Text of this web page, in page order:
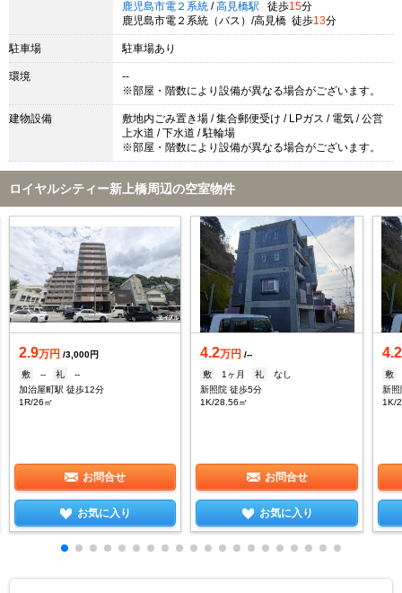
鹿児島市電２系統 / 高見橋駅 徒歩15分
鹿児島市電２系統（バス）/高見橋 徒歩13分
駐車場 駐車場あり
環境
--
※部屋・階数により設備が異なる場合がございます。
建物設備
敷地内ごみ置き場 / 集合郵便受け / LPガス / 電気 / 公営
上水道 / 下水道 / 駐輪場
※部屋・階数により設備が異なる場合がございます。
ロイヤルシティー新上橋周辺の空室物件
2.9万円 /3,000円
敷
-- 礼
--
加治屋町駅 徒歩12分
1R/26㎡
お問合せ
お気に入り
4.2万円 /--
敷
1ヶ月 礼
なし
新照院 徒歩5分
1K/28.56㎡
お問合せ
お気に入り
4.2
敷
新照
1K/